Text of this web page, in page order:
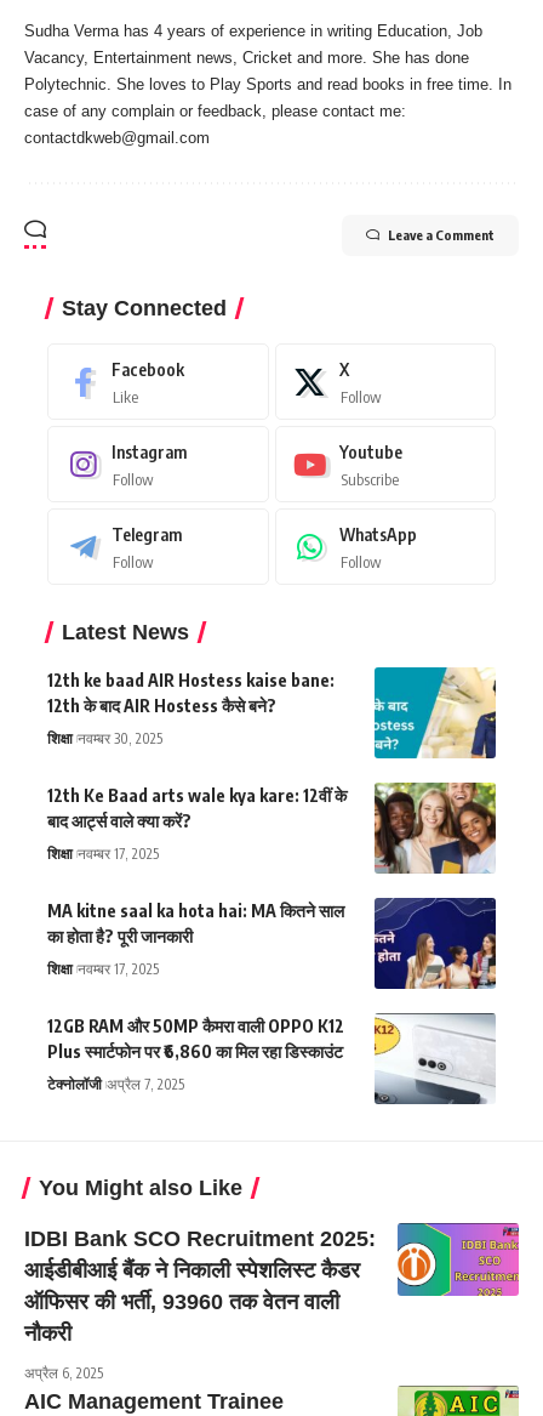
Sudha Verma has 4 years of experience in writing Education, Job
Vacancy, Entertainment news, Cricket and more. She has done
Polytechnic. She loves to Play Sports and read books in free time. In
case of any complain or feedback, please contact me:
contactdkweb@gmail.com
Leave a Comment
Stay Connected
Facebook
Like
X
Follow
Instagram
Follow
Youtube
Subscribe
Telegram
Follow
WhatsApp
Follow
Latest News
12th ke baad AIR Hostess kaise bane:
12th के बाद AIR Hostess कैसे बने?
शिक्षा नवम्बर 30, 2025
12th Ke Baad arts wale kya kare: 12वीं के
बाद आर्ट्स वाले क्या करें?
शिक्षा नवम्बर 17, 2025
MA kitne saal ka hota hai: MA कितने साल
का होता है? पूरी जानकारी
शिक्षा नवम्बर 17, 2025
12GB RAM और 50MP कैमरा वाली OPPO K12
Plus स्मार्टफोन पर ₹6,860 का मिल रहा डिस्काउंट
टेक्नोलॉजी अप्रैल 7, 2025
You Might also Like
IDBI Bank SCO Recruitment 2025:
आईडीबीआई बैंक ने निकाली स्पेशलिस्ट कैडर
ऑफिसर की भर्ती, 93960 तक वेतन वाली
नौकरी
अप्रैल 6, 2025
AIC Management Trainee